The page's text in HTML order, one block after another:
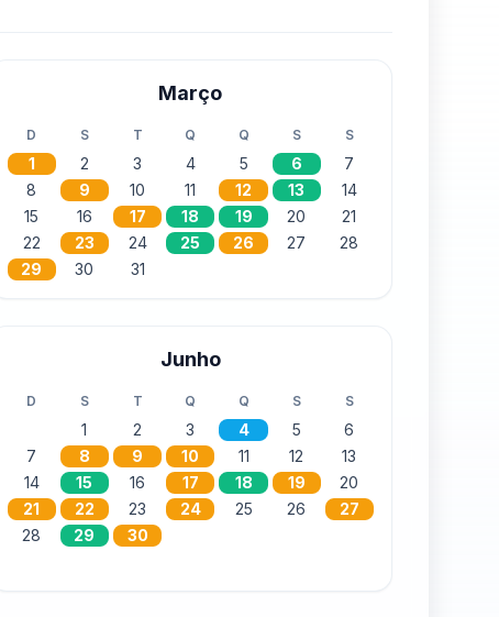
Março
D S T Q Q S S
1 2 3 4 5 6
7
8
9 10 11 12 13
14
15
16 17 18 19 20
21
22
23 24 25 26 27
28
29
30 31
Junho
D S T Q Q S S
1 2 3 4 5
6
7
8 9 10 11 12
13
14
15 16 17 18 19
20
21
22 23 24 25 26
27
28
29 30